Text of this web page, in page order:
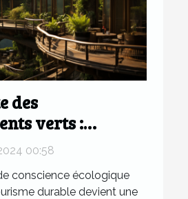
des
verts :
où dormir
minimal sur
00:58
conscience écologique
durable devient une